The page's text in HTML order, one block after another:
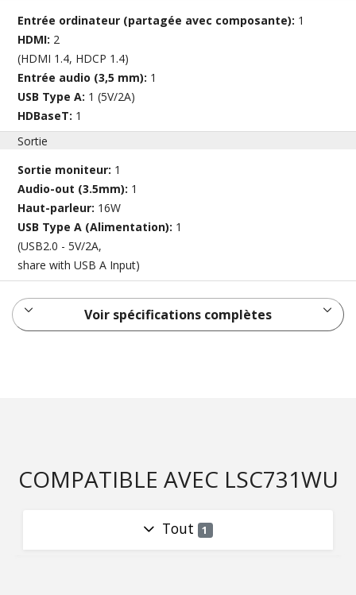
Entrée ordinateur (partagée avec composante): 1
HDMI: 2
(HDMI 1.4, HDCP 1.4)
Entrée audio (3,5 mm): 1
USB Type A: 1 (5V/2A)
HDBaseT: 1
Sortie
Sortie moniteur: 1
Audio-out (3.5mm): 1
Haut-parleur: 16W
USB Type A (Alimentation): 1
(USB2.0 - 5V/2A,
share with USB A Input)
Voir spécifications complètes
COMPATIBLE AVEC LSC731WU
Tout 1